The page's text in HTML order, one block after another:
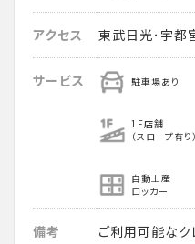
アクセス 東武日光･宇
サービス 駐車場あり
1F店舗
（スロープ有り）
自動土産
ロッカー
備考
ご利用可能なク